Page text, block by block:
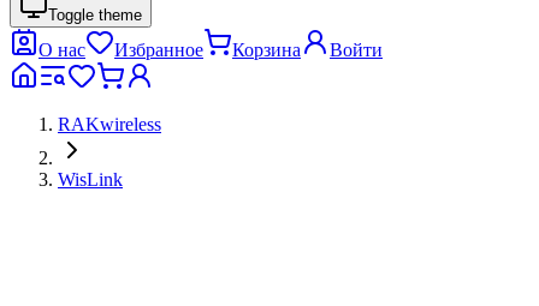
Toggle theme
О нас Избранное Корзина Войти
RAKwireless
WisLink